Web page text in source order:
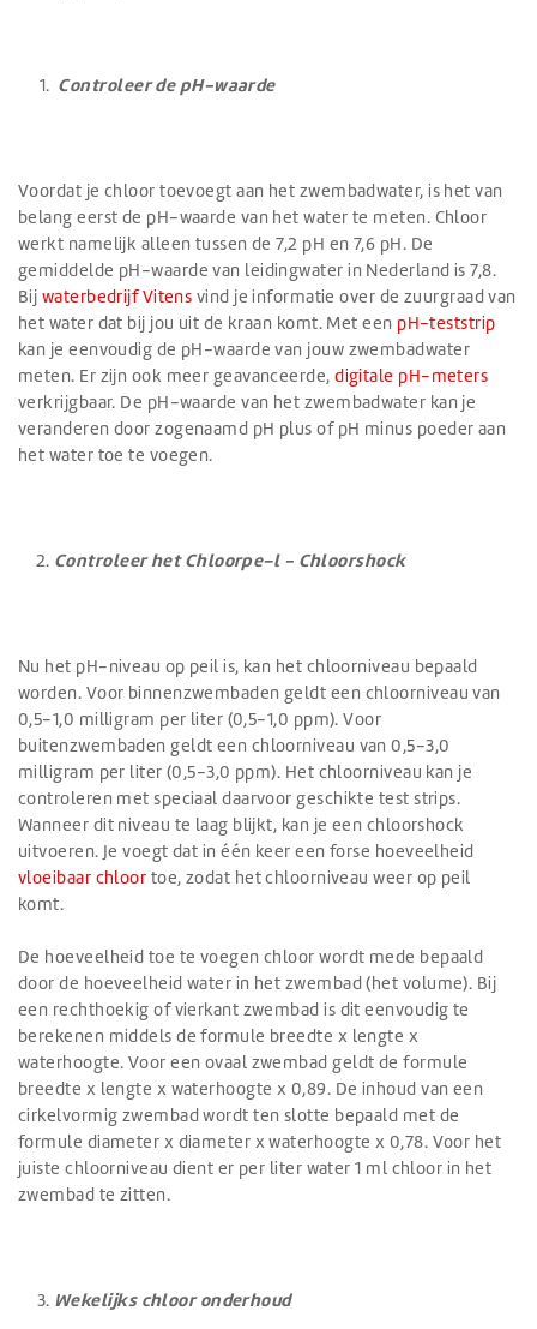
Controleer de pH-waarde
Voordat je chloor toevoegt aan het zwembadwater, is het van
belang eerst de pH-waarde van het water te meten. Chloor
werkt namelijk alleen tussen de 7,2 pH en 7,6 pH. De
gemiddelde pH-waarde van leidingwater in Nederland is 7,8.
Bij waterbedrijf Vitens vind je informatie over de zuurgraad van
het water dat bij jou uit de kraan komt. Met een pH-teststrip
kan je eenvoudig de pH-waarde van jouw zwembadwater
meten. Er zijn ook meer geavanceerde,digitale pH-meters
verkrijgbaar. De pH-waarde van het zwembadwater kan je
veranderen door zogenaamd pH plus of pH minus poeder aan
het water toe te voegen.
Controleer het Chloorpe–l - Chloorshock
Nu het pH-niveau op peil is, kan het chloorniveau bepaald
worden. Voor binnenzwembaden geldt een chloorniveau van
0,5-1,0 milligram per liter (0,5-1,0 ppm). Voor
buitenzwembaden geldt een chloorniveau van 0,5-3,0
milligram per liter (0,5-3,0 ppm). Het chloorniveau kan je
controleren met speciaal daarvoor geschikte test strips.
Wanneer dit niveau te laag blijkt, kan je een chloorshock
uitvoeren. Je voegt dat in één keer een forse hoeveelheid
vloeibaar chloor toe, zodat het chloorniveau weer op peil
komt.
De hoeveelheid toe te voegen chloor wordt mede bepaald
door de hoeveelheid water in het zwembad (het volume). Bij
een rechthoekig of vierkant zwembad is dit eenvoudig te
berekenen middels de formule breedte x lengte x
waterhoogte. Voor een ovaal zwembad geldt de formule
breedte x lengte x waterhoogte x 0,89. De inhoud van een
cirkelvormig zwembad wordt ten slotte bepaald met de
formule diameter x diameter x waterhoogte x 0,78. Voor het
juiste chloorniveau dient er per liter water 1 ml chloor in het
zwembad te zitten.
Wekelijks chloor onderhoud